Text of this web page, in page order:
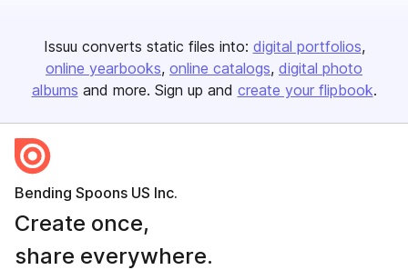
Issuu converts static files into: digital portfolios
online yearbooks online catalogs digital photo
albums and more. Sign up and create your flipbook.
Bending Spoons US Inc.
Create once,
share everywhere.